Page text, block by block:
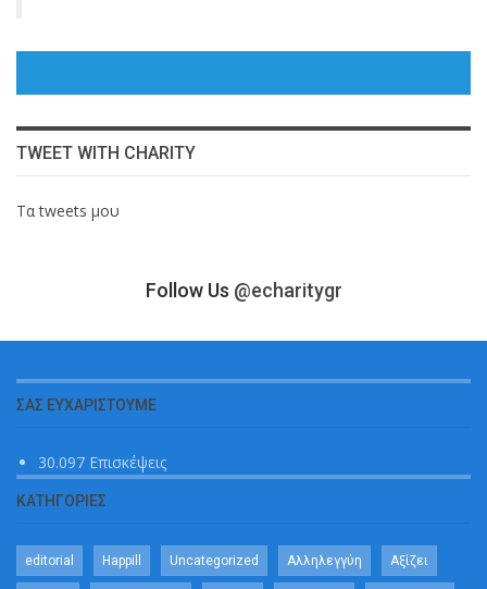
TWEET WITH CHARITY
Τα tweets μου
Follow Us @echaritygr
ΣΑΣ ΕΥΧΑΡΙΣΤΟΎΜΕ
30.097 Επισκέψεις
ΚΑΤΗΓΟΡΊΕΣ
editorial Happill Uncategorized Αλληλεγγύη Αξίζει